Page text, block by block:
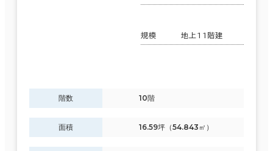
規模 地上11階建
階数 10階
面積 16.59坪（54.843㎡）